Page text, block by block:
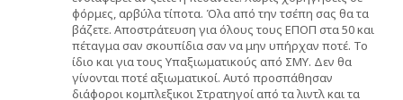
φόρμες, αρβύλα τίποτα. Όλα από την τσέπη σας θα τα
βάζετε. Αποστράτευση για όλους τους ΕΠΟΠ στα 50 και
πέταγμα σαν σκουπίδια σαν να μην υπήρχαν ποτέ. Το
ίδιο και για τους Υπαξιωματικούς από ΣΜΥ. Δεν θα
γίνονται ποτέ αξιωματικοί. Αυτό προσπάθησαν
διάφοροι κομπλεξικοι Στρατηγοί από τα λιντλ και τα